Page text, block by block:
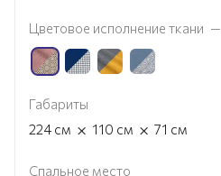
Цветовое исполнение ткани —
Габариты
224 см × 110 см × 71 см
Спальное место